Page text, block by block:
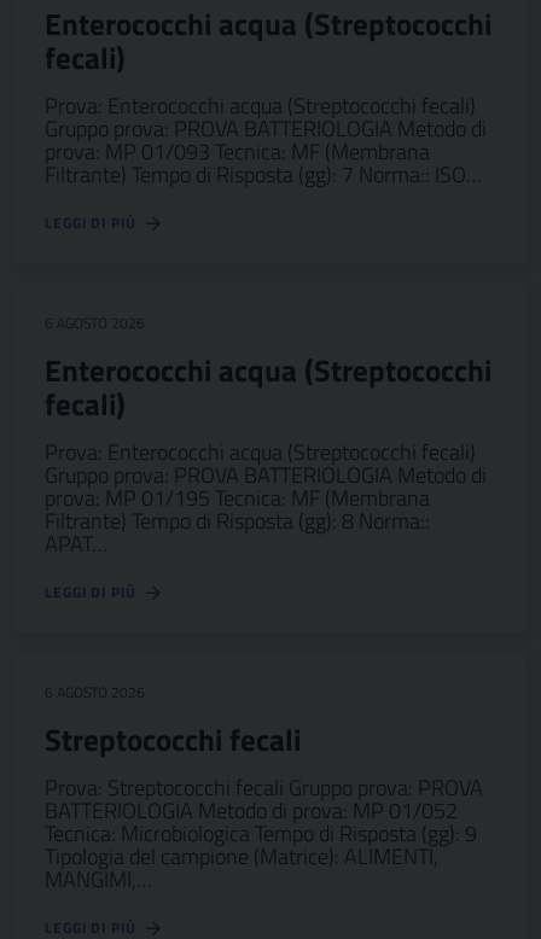
Enterococchi acqua (Streptococchi
fecali)
Prova: Enterococchi acqua (Streptococchi fecali)
Gruppo prova: PROVA BATTERIOLOGIA Metodo di
prova: MP 01/093 Tecnica: MF (Membrana
Filtrante) Tempo di Risposta (gg): 7 Norma:: ISO…
LEGGI DI PIÙ
6 AGOSTO 2026
Enterococchi acqua (Streptococchi
fecali)
Prova: Enterococchi acqua (Streptococchi fecali)
Gruppo prova: PROVA BATTERIOLOGIA Metodo di
prova: MP 01/195 Tecnica: MF (Membrana
Filtrante) Tempo di Risposta (gg): 8 Norma::
APAT…
LEGGI DI PIÙ
6 AGOSTO 2026
Streptococchi fecali
Prova: Streptococchi fecali Gruppo prova: PROVA
BATTERIOLOGIA Metodo di prova: MP 01/052
Tecnica: Microbiologica Tempo di Risposta (gg): 9
Tipologia del campione (Matrice): ALIMENTI,
MANGIMI,…
LEGGI DI PIÙ